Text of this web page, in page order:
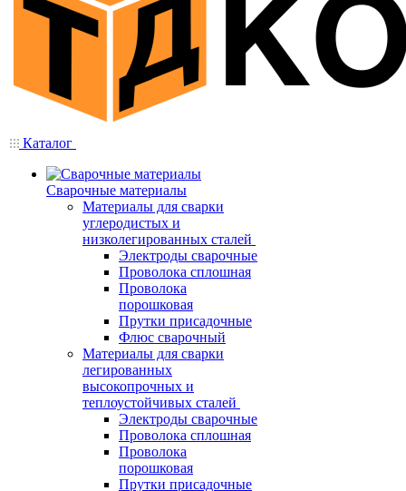
Каталог
Сварочные материалы
Материалы для сварки
углеродистых и
низколегированных сталей
Электроды сварочные
Проволока сплошная
Проволока
порошковая
Прутки присадочные
Флюс сварочный
Материалы для сварки
легированных
высокопрочных и
теплоустойчивых сталей
Электроды сварочные
Проволока сплошная
Проволока
порошковая
Прутки присадочные